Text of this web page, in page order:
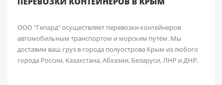
ООО "Гепард" осуществляет перевозки контейнеров
автомобильным транспортом и морским путём. Мы
доставим ваш груз в города полуострова Крым из любого
города России, Казахстана, Абхазии, Беларуси, ЛНР и ДНР.